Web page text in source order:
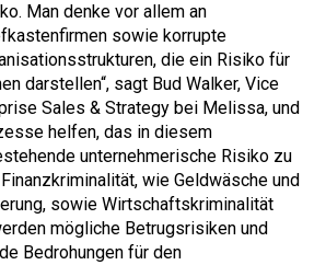
Man denke vor allem an
sowie korrupte
die ein Risiko für
darstellen“, sagt Bud Walker, Vice
Sales & Strategy bei Melissa, und
helfen, das in diesem
unternehmerische Risiko zu
wie Geldwäsche und
sowie Wirtschaftskriminalität
mögliche Betrugsrisiken und
Bedrohungen für den